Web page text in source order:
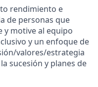
rendimiento e
de personas que
y motive al equipo
y un enfoque de
valores/estrategia
sucesión y planes de